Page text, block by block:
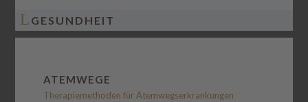
L GESUNDHEIT
ATEMWEGE
Therapiemethoden für Atemwegserkrankungen